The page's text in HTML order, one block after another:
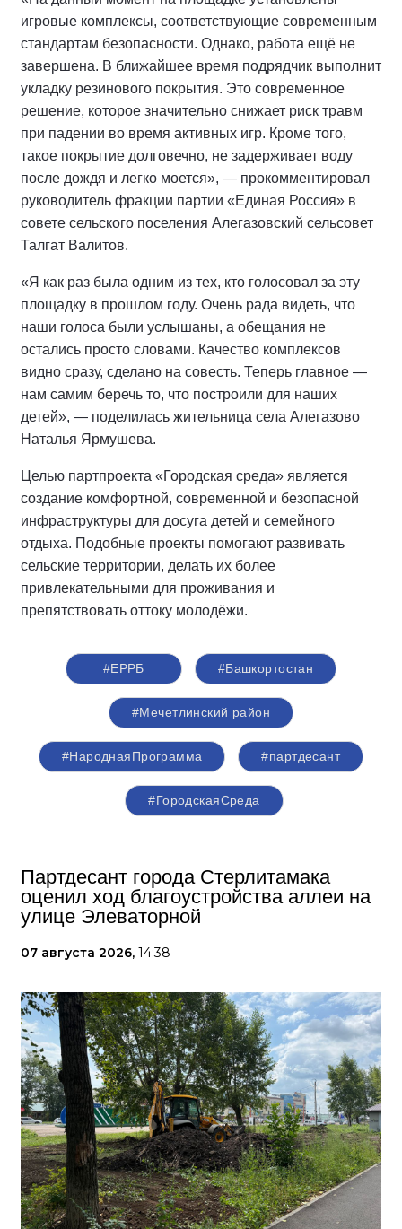
игровые комплексы, соответствующие современным
стандартам безопасности. Однако, работа ещё не
завершена. В ближайшее время подрядчик выполнит
укладку резинового покрытия. Это современное
решение, которое значительно снижает риск травм
при падении во время активных игр. Кроме того,
такое покрытие долговечно, не задерживает воду
после дождя и легко моется», — прокомментировал
руководитель фракции партии «Единая Россия» в
совете сельского поселения Алегазовский сельсовет
Талгат Валитов.
«Я как раз была одним из тех, кто голосовал за эту
площадку в прошлом году. Очень рада видеть, что
наши голоса были услышаны, а обещания не
остались просто словами. Качество комплексов
видно сразу, сделано на совесть. Теперь главное —
нам самим беречь то, что построили для наших
детей», — поделилась жительница села Алегазово
Наталья Ярмушева.
Целью партпроекта «Городская среда» является
создание комфортной, современной и безопасной
инфраструктуры для досуга детей и семейного
отдыха. Подобные проекты помогают развивать
сельские территории, делать их более
привлекательными для проживания и
препятствовать оттоку молодёжи.
#ЕРРБ #Башкортостан
#Мечетлинский район
#НароднаяПрограмма #партдесант
#ГородскаяСреда
Партдесант города Стерлитамака
оценил ход благоустройства аллеи на
улице Элеваторной
07 августа 2026, 14:38